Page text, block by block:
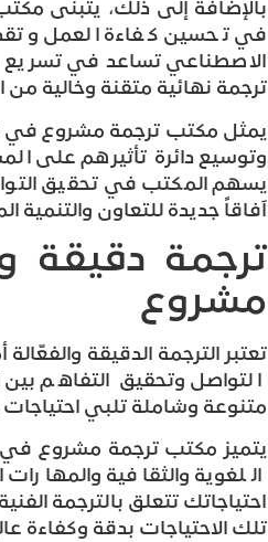
بالإضافة إلى ذلك، يتبنى
في تحسين كفاءة العمل
الاصطناعي تساعد في تسريع
ترجمة نهائية متقنة وخالية من
يمثل مكتب ترجمة مشروع في
وتوسيع دائرة تأثيرهم على
يسهم المكتب في تحقيق
آفاقاً جديدة للتعاون والتنمية
ترجمة دقيقة
مشروع
تعتبر الترجمة الدقيقة
التواصل وتحقيق التفاهم
متنوعة وشاملة تلبي احتياجات
يتميز مكتب ترجمة مشروع
اللغوية والثقافية
احتياجاتك تتعلق بالترجمة
تلك الاحتياجات بدقة وكفاءة